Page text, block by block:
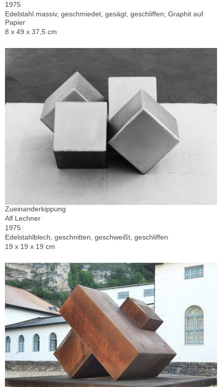
1975
Edelstahl massiv, geschmiedet, gesägt, geschliffen; Graphit auf
Papier
8 x 49 x 37,5 cm
Zueinanderkippung
Alf Lechner
1975
Edelstahlblech, geschnitten, geschweißt, geschliffen
19 x 19 x 19 cm